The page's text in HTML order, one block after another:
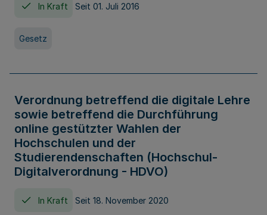
In Kraft Seit 01. Juli 2016
Gesetz
Verordnung betreffend die digitale Lehre
sowie betreffend die Durchführung
online gestützter Wahlen der
Hochschulen und der
Studierendenschaften (Hochschul-
Digitalverordnung - HDVO)
In Kraft Seit 18. November 2020